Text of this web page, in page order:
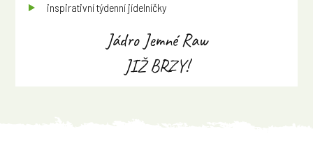
inspirativní týdenní jídelníčky
Jádro Jemné Raw
JIŽ BRZY!